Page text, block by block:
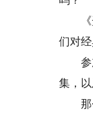
《开
们对
参加
集，
那个